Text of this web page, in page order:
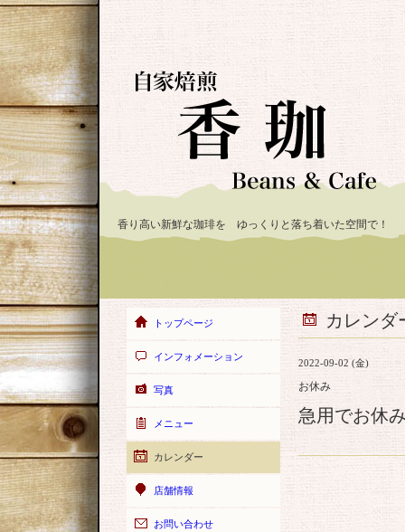
香り高い新鮮な珈琲を ゆっくりと落ち着いた空間で！
カレンダ
2022-09-02 (金)
お休み
急用でお休
トップページ
インフォメーション
写真
メニュー
カレンダー
店舗情報
お問い合わせ